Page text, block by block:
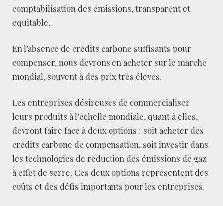
comptabilisation des émissions, transparent et
équitable.
En l’absence de crédits carbone suffisants pour
compenser, nous devrons en acheter sur le marché
mondial, souvent à des prix très élevés.
Les entreprises désireuses de commercialiser
leurs produits à l’échelle mondiale, quant à elles,
devront faire face à deux options : soit acheter des
crédits carbone de compensation, soit investir dans
les technologies de réduction des émissions de gaz
à effet de serre. Ces deux options représentent des
coûts et des défis importants pour les entreprises.